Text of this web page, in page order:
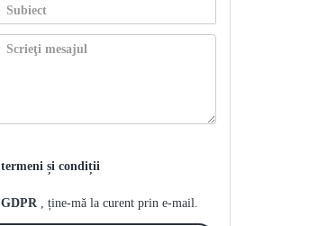
termeni și condiții
GDPR , ține-mă la curent prin e-mail.